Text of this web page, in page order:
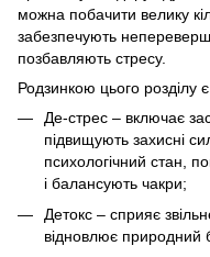
можна побачити велику
забезпечують
позбавляють стресу.
Родзинкою цього розділу
Де-стрес – включає
підвищують захисні
психологічний стан,
і балансують чакри;
Детокс – сприяє
відновлює природний